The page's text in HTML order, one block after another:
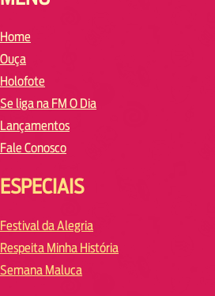
Home
Ouça
Holofote
Se liga na FM O Dia
Lançamentos
Fale Conosco
ESPECIAIS
Festival da Alegria
Respeita Minha História
Semana Maluca